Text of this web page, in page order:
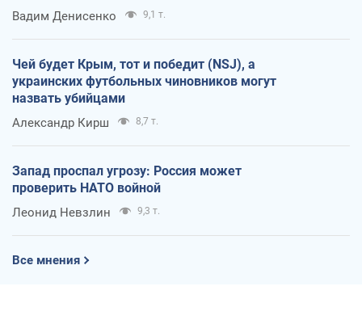
Вадим Денисенко 9,1 т.
Чей будет Крым, тот и победит (NSJ), а
украинских футбольных чиновников могут
назвать убийцами
Александр Кирш 8,7 т.
Запад проспал угрозу: Россия может
проверить НАТО войной
Леонид Невзлин 9,3 т.
Все мнения